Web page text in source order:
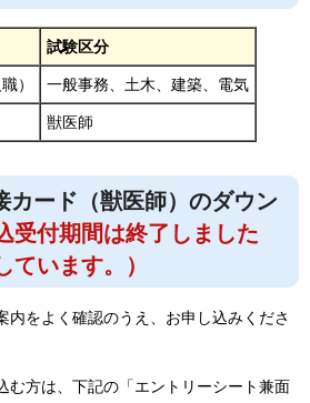
試験区分
） 一般事務、土木、建築、電気
獣医師
カード（獣医師）のダウン
受付期間は終了しました
ています。）
内をよく確認のうえ、お申し込みくださ
む方は、下記の「エントリーシート兼面